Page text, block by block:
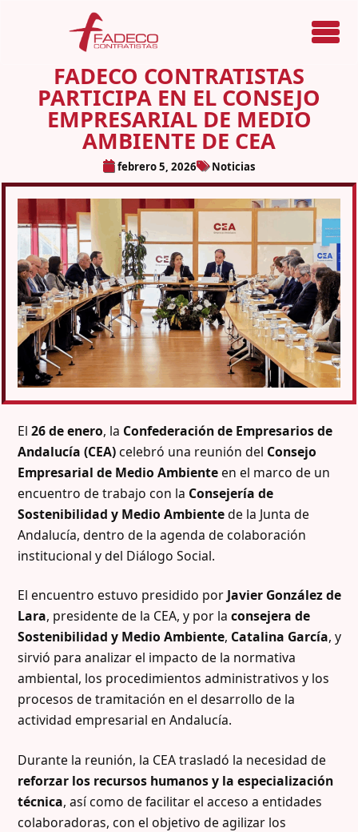
Menú
FADECO CONTRATISTAS
PARTICIPA EN EL CONSEJO
EMPRESARIAL DE MEDIO
AMBIENTE DE CEA
febrero 5, 2026 Noticias
El 26 de enero, la Confederación de Empresarios de
Andalucía (CEA)celebró una reunión del Consejo
Empresarial de Medio Ambienteen el marco de un
encuentro de trabajo con la Consejería de
Sostenibilidad y Medio Ambientede la Junta de
Andalucía, dentro de la agenda de colaboración
institucional y del Diálogo Social.
El encuentro estuvo presidido por Javier González de
Lara, presidente de la CEA, y por la consejera de
Sostenibilidad y Medio Ambiente, Catalina García, y
sirvió para analizar el impacto de la normativa
ambiental, los procedimientos administrativos y los
procesos de tramitación en el desarrollo de la
actividad empresarial en Andalucía.
Durante la reunión, la CEA trasladó la necesidad de
reforzar los recursos humanos y la especialización
técnica, así como de facilitar el acceso a entidades
colaboradoras, con el objetivo de agilizar los